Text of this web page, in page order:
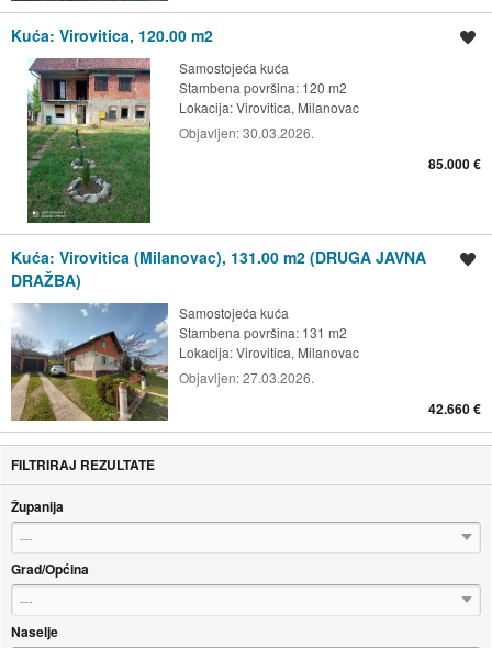
Kuća: Virovitica, 120.00 m2
Samostojeća kuća
Stambena površina: 120 m2
Lokacija:Virovitica, Milanovac
Objavljen:30.03.2026.
85.000 €
Kuća: Virovitica (Milanovac), 131.00 m2 (DRUGA JAVNA
DRAŽBA)
Samostojeća kuća
Stambena površina: 131 m2
Lokacija:Virovitica, Milanovac
Objavljen:27.03.2026.
42.660 €
FILTRIRAJ REZULTATE
Županija
---
Grad/Općina
---
Naselje